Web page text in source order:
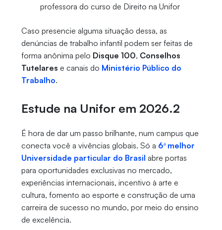
professora do curso de Direito na Unifor
Caso presencie alguma situação dessa, as
denúncias de trabalho infantil podem ser feitas de
forma anônima pelo Disque 100, Conselhos
Tutelares e canais do Ministério Público do
Trabalho.
Estude na Unifor em 2026.2
É hora de dar um passo brilhante, num campus que
conecta você a vivências globais. Só a 6ª melhor
Universidade particular do Brasil abre portas
para oportunidades exclusivas no mercado,
experiências internacionais, incentivo à arte e
cultura, fomento ao esporte e construção de uma
carreira de sucesso no mundo, por meio do ensino
de excelência.